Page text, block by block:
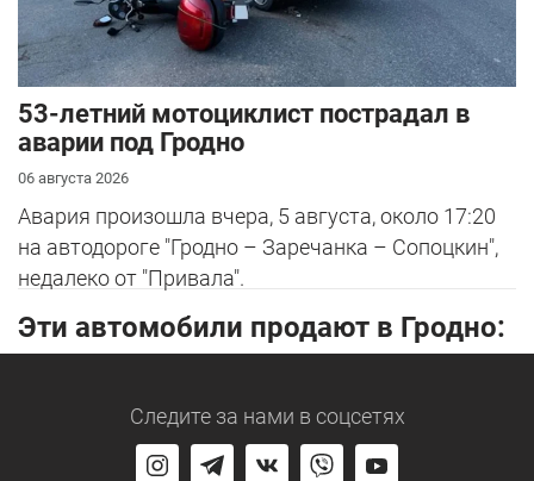
53-летний мотоциклист пострадал в
аварии под Гродно
06 августа 2026
Авария произошла вчера, 5 августа, около 17:20
на автодороге "Гродно – Заречанка – Сопоцкин",
недалеко от "Привала".
Эти автомобили продают в Гродно:
Следите за нами в соцсетях